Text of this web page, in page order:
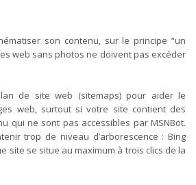
son contenu, sur le principe “un
web sans photos ne doivent pas excéder
de site web (sitemaps) pour aider le
web, surtout si votre site contient des
qui ne sont pas accessibles par MSNBot.
trop de niveau d’arborescence : Bing
site se situe au maximum à trois clics de la